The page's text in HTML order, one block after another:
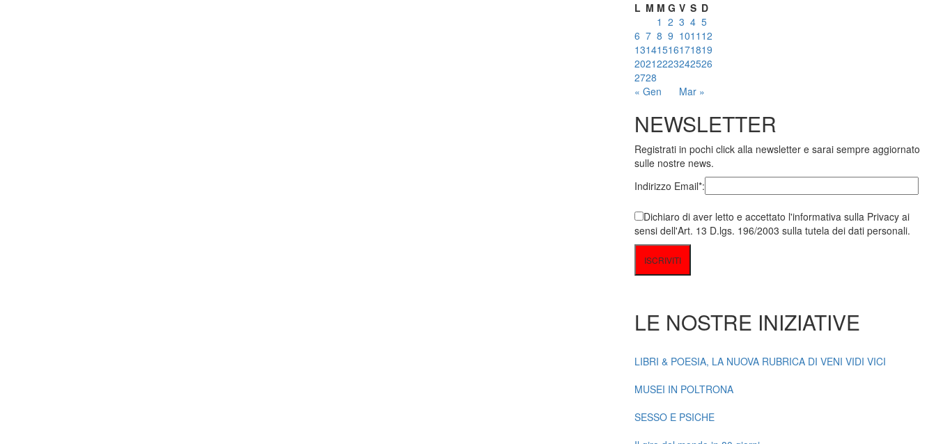
L M M G V S D
« Gen Mar »
1 2 3 4 5
6 7 8 9 1011 12
13141516171819
20212223242526
2728
NEWSLETTER
Registrati in pochi click alla newsletter e sarai sempre aggiornato
sulle nostre news.
Indirizzo Email*:
Dichiaro di aver letto e accettato l'informativa sulla Privacy ai
sensi dell'Art. 13 D.lgs. 196/2003 sulla tutela dei dati personali.
LE NOSTRE INIZIATIVE
LIBRI & POESIA, LA NUOVA RUBRICA DI VENI VIDI VICI
MUSEI IN POLTRONA
SESSO E PSICHE